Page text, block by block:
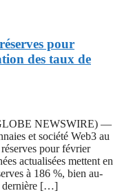
pour
des taux de
NEWSWIRE) —
et société Web3 au
pour février
actualisées mettent en
à 186 %, bien au-
dernière […]